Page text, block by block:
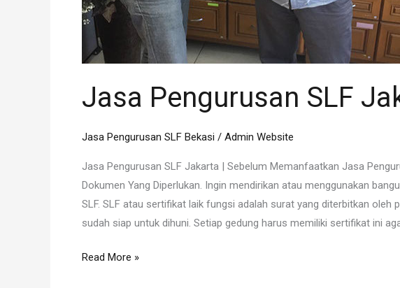
Jasa Pengurusan SLF
Jasa Pengurusan SLF Bekasi / Admin Website
Jasa Pengurusan SLF Jakarta | Sebelum Memanfaatkan Jasa
Dokumen Yang Diperlukan. Ingin mendirikan atau menggunakan
SLF. SLF atau sertifikat laik fungsi adalah surat yang diterbitkan oleh
sudah siap untuk dihuni. Setiap gedung harus memiliki sertifikat ini
Read More »